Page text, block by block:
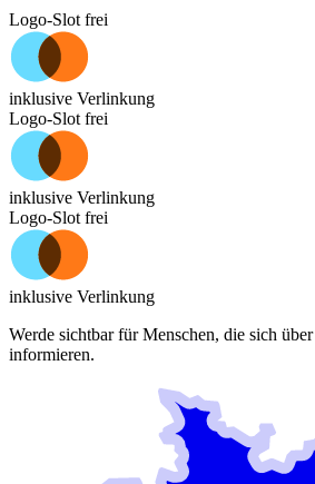
Logo-Slot frei
inklusive Verlinkung
Logo-Slot frei
inklusive Verlinkung
Logo-Slot frei
inklusive Verlinkung
Werde sichtbar für Menschen, die sich über
informieren.